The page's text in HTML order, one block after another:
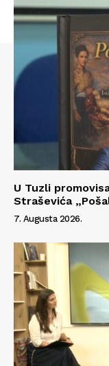
U Tuzli
Straševića
7. Augusta 2026.